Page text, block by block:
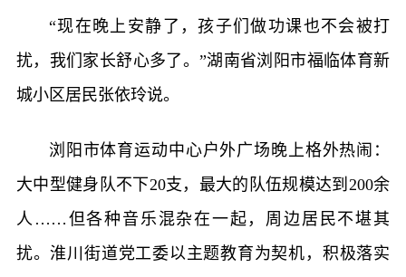
“现在晚上安静了，孩子们做功课也不会被打
扰，我们家长舒心多了。”湖南省浏阳市福临体育新
城小区居民张依玲说。
浏阳市体育运动中心户外广场晚上格外热闹：
大中型健身队不下20支，最大的队伍规模达到200余
人……但各种音乐混杂在一起，周边居民不堪其
扰。淮川街道党工委以主题教育为契机，积极落实